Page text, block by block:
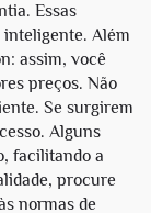
Essas
inteligente. Além
assim, você
preços. Não
Se surgirem
Alguns
facilitando a
procure
normas de